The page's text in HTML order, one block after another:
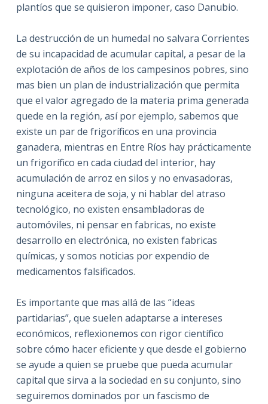
plantíos que se quisieron imponer, caso Danubio.
La destrucción de un humedal no salvara Corrientes
de su incapacidad de acumular capital, a pesar de la
explotación de años de los campesinos pobres, sino
mas bien un plan de industrialización que permita
que el valor agregado de la materia prima generada
quede en la región, así por ejemplo, sabemos que
existe un par de frigoríficos en una provincia
ganadera, mientras en Entre Ríos hay prácticamente
un frigorífico en cada ciudad del interior, hay
acumulación de arroz en silos y no envasadoras,
ninguna aceitera de soja, y ni hablar del atraso
tecnológico, no existen ensambladoras de
automóviles, ni pensar en fabricas, no existe
desarrollo en electrónica, no existen fabricas
químicas, y somos noticias por expendio de
medicamentos falsificados.
Es importante que mas allá de las “ideas
partidarias”, que suelen adaptarse a intereses
económicos, reflexionemos con rigor científico
sobre cómo hacer eficiente y que desde el gobierno
se ayude a quien se pruebe que pueda acumular
capital que sirva a la sociedad en su conjunto, sino
seguiremos dominados por un fascismo de